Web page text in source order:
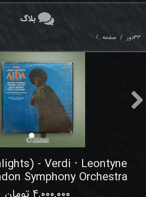
33دور صفحه
- Verdi ⸱ Leontyne
Symphony Orchestra
بلاگ